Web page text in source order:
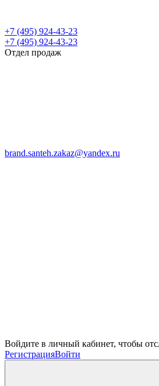
+7 (495) 924-43-23
+7 (495) 924-43-23
Отдел продаж
brand.santeh.zakaz@yandex.ru
Войдите в личный кабинет, чтобы
РегистрацияВойти